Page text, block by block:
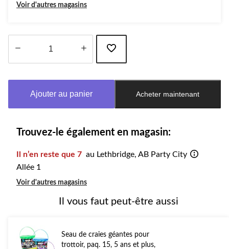
Voir d'autres magasins
à
Ajouter au panier Acheter maintenant
Trouvez-le également en magasin:
Il n’en reste que 7 au Lethbridge, AB Party City
Allée 1
Voir d'autres magasins
Il vous faut peut-être aussi
Seau de craies géantes pour
trottoir, paq. 15, 5 ans et plus,